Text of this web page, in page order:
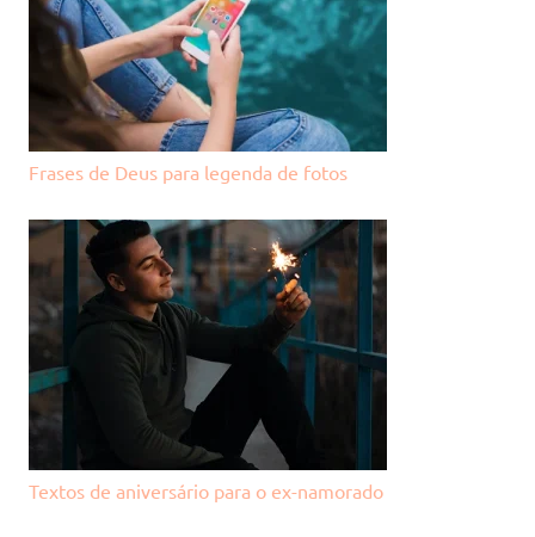
Frases de Deus para legenda de fotos
Textos de aniversário para o ex-namorado